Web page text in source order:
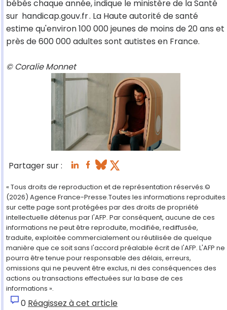
bébés chaque année, indique le ministère de la Santé
sur handicap.gouv.fr. La Haute autorité de santé
estime qu'environ 100 000 jeunes de moins de 20 ans et
près de 600 000 adultes sont autistes en France.
© Coralie Monnet
Partager sur :
« Tous droits de reproduction et de représentation réservés.©
(2026) Agence France-Presse.Toutes les informations reproduites
sur cette page sont protégées par des droits de propriété
intellectuelle détenus par l'AFP. Par conséquent, aucune de ces
informations ne peut être reproduite, modifiée, rediffusée,
traduite, exploitée commercialement ou réutilisée de quelque
manière que ce soit sans l'accord préalable écrit de l'AFP. L'AFP ne
pourra être tenue pour responsable des délais, erreurs,
omissions qui ne peuvent être exclus, ni des conséquences des
actions ou transactions effectuées sur la base de ces
informations ».
0 Réagissez à cet article